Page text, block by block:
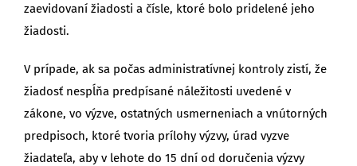
zaevidovaní žiadosti a čísle, ktoré bolo pridelené jeho
žiadosti.
V prípade, ak sa počas administratívnej kontroly zistí, že
žiadosť nespĺňa predpísané náležitosti uvedené v
zákone, vo výzve, ostatných usmerneniach a vnútorných
predpisoch, ktoré tvoria prílohy výzvy, úrad vyzve
žiadateľa, aby v lehote do 15 dní od doručenia výzvy